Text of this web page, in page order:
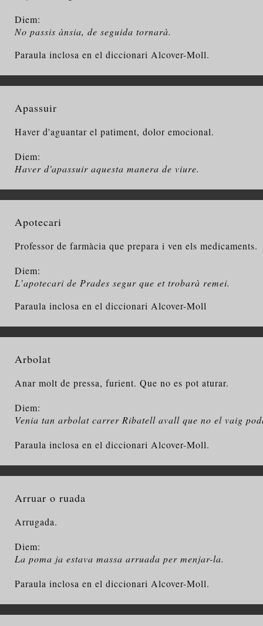
Diem:
No passis ànsia, de seguida tornarà.
Paraula inclosa en el diccionari Alcover-Moll.
Apassuir
Haver d'aguantar el patiment, dolor emocional.
Diem:
Haver d'apassuir aquesta manera de viure.
Apotecari
Professor de farmàcia que prepara i ven els medicaments.
Diem:
L’apotecari de Prades segur que et trobarà remei.
Paraula inclosa en el diccionari Alcover-Moll
Arbolat
Anar molt de pressa, furient. Que no es pot aturar.
Diem:
Venia tan arbolat carrer Ribatell avall que no el vaig
Paraula inclosa en el diccionari Alcover-Moll.
Arruar o ruada
Arrugada.
Diem:
La poma ja estava massa arruada per menjar-la.
Paraula inclosa en el diccionari Alcover-Moll.